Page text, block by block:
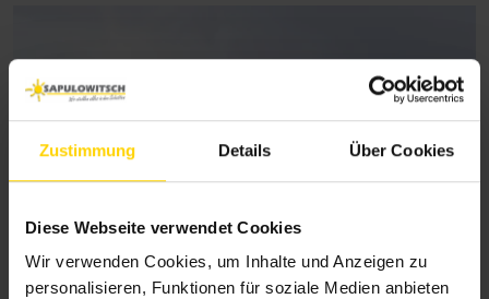
Zustimmung Details Über Cookies
Diese Webseite verwendet Cookies
Wir verwenden Cookies, um Inhalte und Anzeigen zu
personalisieren, Funktionen für soziale Medien anbieten